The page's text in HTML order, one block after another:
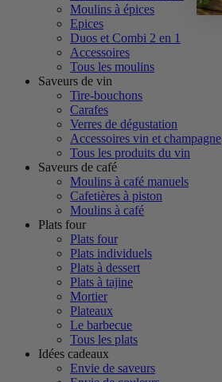
Moulins à épices
Epices
Duos et Combi 2 en 1
Accessoires
Tous les moulins
Saveurs de vin
Tire-bouchons
Carafes
Verres de dégustation
Accessoires vin et champagne
Tous les produits du vin
Saveurs de café
Moulins à café manuels
Cafetières à piston
Moulins à café
Plats four
Plats four
Plats individuels
Plats à dessert
Plats à tajine
Mortier
Plateaux
Le barbecue
Tous les plats
Idées cadeaux
Envie de saveurs